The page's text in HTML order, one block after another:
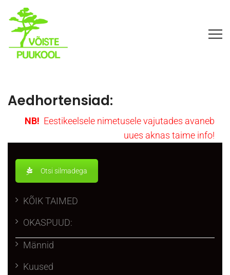
Aedhortensiad:
NB! Eestikeelsele nimetusele vajutades avaneb
uues aknas taime info!
Otsi silmadega
KÕIK TAIMED
OKASPUUD:
Männid
Kuused